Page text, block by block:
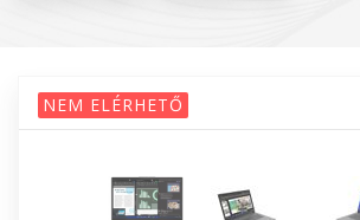
NEM ELÉRHETŐ